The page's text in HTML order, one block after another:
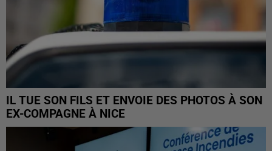
IL TUE SON FILS ET ENVOIE DES PHOTOS À SON
EX-COMPAGNE À NICE